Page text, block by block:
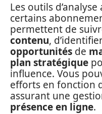
Les outils
certains
permettent de
contenu,
opportunités de
plan stratégique
influence. Vous
efforts en fonction
assurant une
présence en ligne.